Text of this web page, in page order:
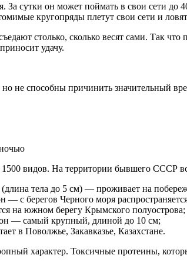
За сутки он может поймать в свои сети
кругопряды плетут свои сети и
столько, сколько весят сами. Так
удачу.
не способны причинить значительный
видов. На территории бывшего СССР
тела до 5 см) — проживает на
— с берегов Черного моря
на южном берегу Крымского полуострова;
— самый крупный, длиной до 10 см;
в Поволжье, Закавказье, Казахстане.
характер. Токсичные протеины,